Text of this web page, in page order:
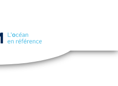
navigation